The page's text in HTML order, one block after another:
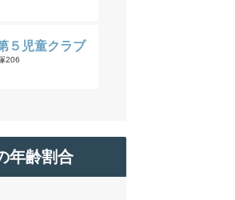
５児童クラブ
206
年齢割合